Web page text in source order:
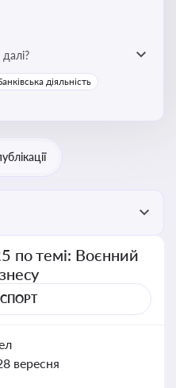
діяльність
по темі: Воєнний
вересня